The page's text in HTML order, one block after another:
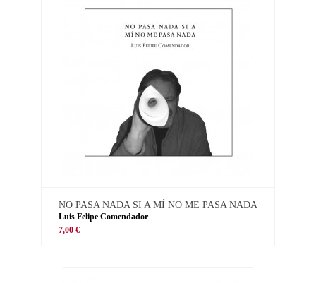
NO PASA NADA SI A MÍ NO ME PASA NADA
Luis Felipe Comendador
7,00 €